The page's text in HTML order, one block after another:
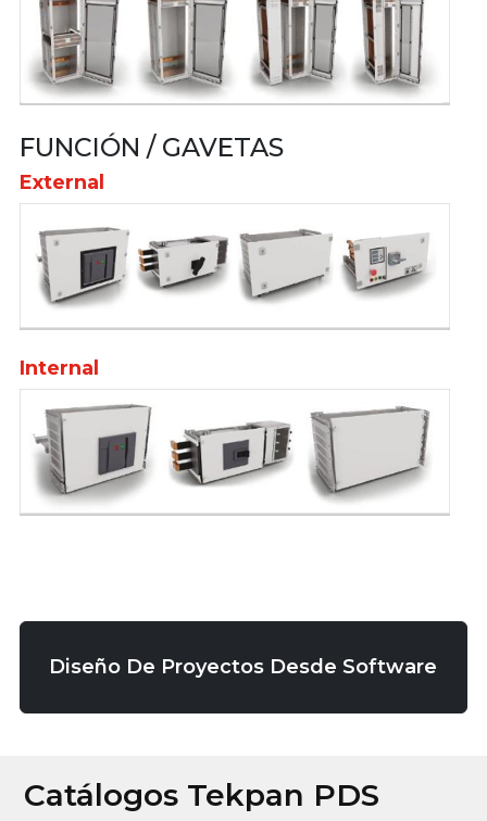
FUNCIÓN / GAVETAS
External
Internal
Diseño De Proyectos Desde Software
Catálogos Tekpan PDS